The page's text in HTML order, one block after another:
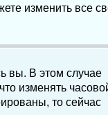
изменить все
вы. В этом случае
изменять
то сейчас